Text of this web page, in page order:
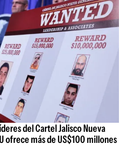
del Cartel Jalisco Nueva
ofrece más de US$100 millones